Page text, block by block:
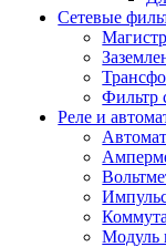
Сетевые
Фильтр
Реле и
Модуль